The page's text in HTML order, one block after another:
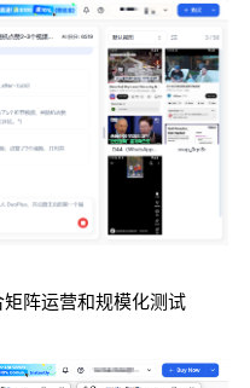
阵运营和规模化测试